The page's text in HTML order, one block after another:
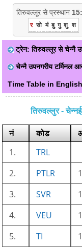
तिरुवल्लूर से प्रस्थान
र सो मं बु गु शु श
ट्रेन: तिरुवल्लूर से चेन्नै
चेन्नै उपनगरीय टर्मिनल
Time Table in English
तिरुवल्लुर -
नं कोड
1.
TRL
2.
PTLR
3.
SVR
4.
VEU
5.
TI